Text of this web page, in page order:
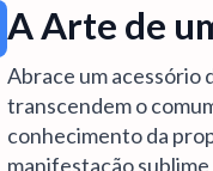
A Arte de
Abrace um acessório
transcendem o
conhecimento da
manifestação